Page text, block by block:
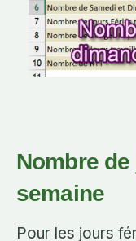
Nombre
semaine
Pour les jours